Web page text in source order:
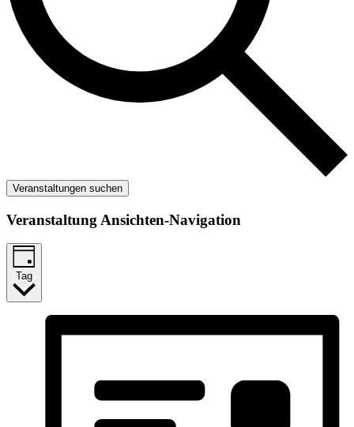
Veranstaltungen suchen
Veranstaltung Ansichten-Navigation
Tag